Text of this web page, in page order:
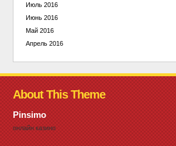
Июль 2016
Июнь 2016
Май 2016
Апрель 2016
About This Theme
Pinsimo
онлайн казино